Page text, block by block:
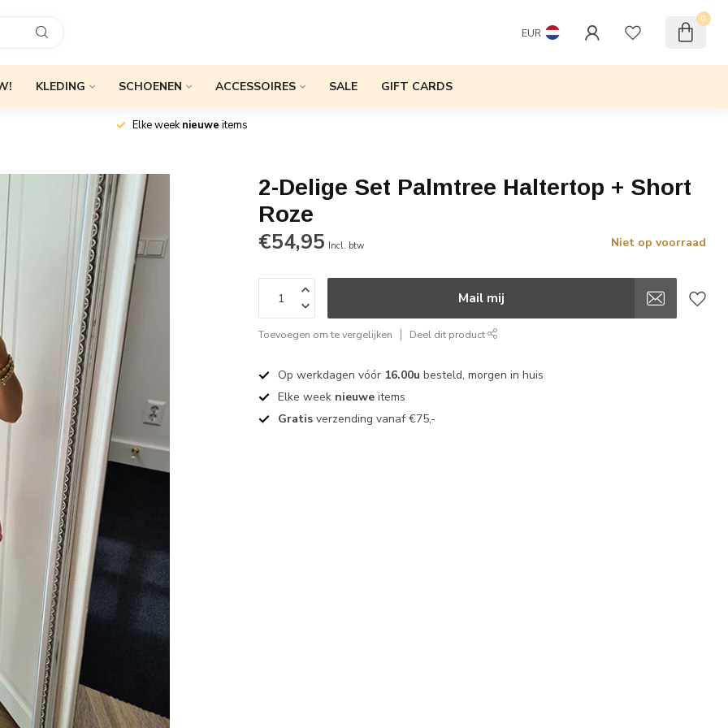
EUR
0
KLEDING SCHOENEN ACCESSOIRES SALE GIFT CARDS
Elke weeknieuwe items
2-Delige Set Palmtree Haltertop + Short
Roze
€54,95 Incl. btw Niet op voorraad
Mail mij
Toevoegen om te vergelijken Deel dit product
Op werkdagen vóór 16.00u besteld, morgen in huis
Elke week nieuwe items
Gratis verzending vanaf €75,-